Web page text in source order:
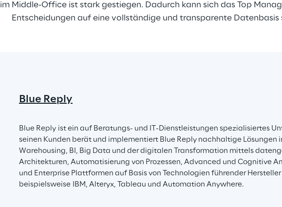
im Middle-Office ist stark gestiegen. Dadurch kann sich das Top
Entscheidungen auf eine vollständige und transparente Datenbasis
Blue Reply
Blue Reply ist ein auf Beratungs- und IT-Dienstleistungen spezialisiertes
seinen Kunden berät und implementiert Blue Reply nachhaltige Lösungen
Warehousing, BI, Big Data und der digitalen Transformation mittels
Architekturen, Automatisierung von Prozessen, Advanced und Cognitive
und Enterprise Plattformen auf Basis von Technologien führender
beispielsweise IBM, Alteryx, Tableau und Automation Anywhere.